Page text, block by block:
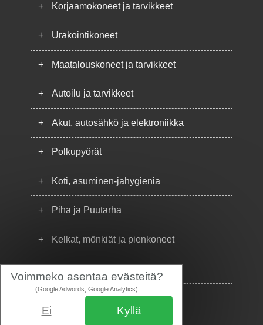
Voimmeko asentaa evästeitä?
(Google Adwords, Google Analytics)
Ei Kyllä
+ Korjaamokoneet ja tarvikkeet
+ Urakointikoneet
+ Maatalouskoneet ja tarvikkeet
+ Autoilu ja tarvikkeet
+ Akut, autosähkö ja elektroniikka
+ Polkupyörät
+ Koti, asuminen-jahygienia
+ Piha ja Puutarha
+ Kelkat, mönkiät ja pienkoneet